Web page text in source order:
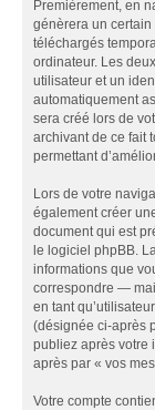
Premièrement, en
génèrera un
téléchargés
ordinateur. Les
utilisateur et un
automatiquement
sera créé lors de
archivant de ce fait
permettant
Lors de votre
également créer
document qui est
le logiciel phpBB.
informations que
correspondre —
en tant
(désignée ci-après
publiez après votre
après par « vos
Votre compte